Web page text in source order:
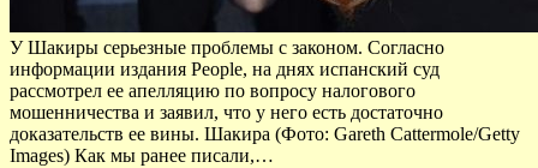
У Шакиры серьезные проблемы с законом. Согласно
информации издания People, на днях испанский суд
рассмотрел ее апелляцию по вопросу налогового
мошенничества и заявил, что у него есть достаточно
доказательств ее вины. Шакира (Фото: Gareth Cattermole/Getty
Images) Как мы ранее писали,…